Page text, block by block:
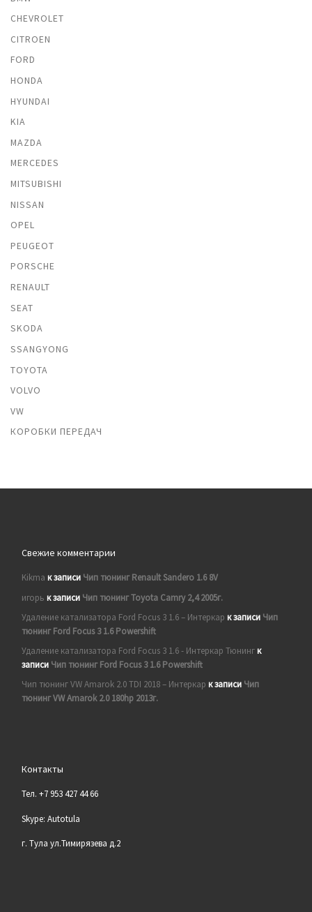
CHEVROLET
CITROEN
FORD
HONDA
HYUNDAI
KIA
MAZDA
MERCEDES
MITSUBISHI
NISSAN
OPEL
PEUGEOT
PORSCHE
RENAULT
SEAT
SKODA
SSANGYONG
TOYOTA
VOLVO
VW
КОРОБКИ ПЕРЕДАЧ
Свежие комментарии
Kikma к записи Чип тюнинг Renault Sandero 1.6 8V
игорь к записи Чип тюнинг Toyota Camry 2,4 2005г.
Удаление катализатора Ford Focus 3 1.6 – Интеркар к записи Чип
тюнинг Ford Focus 3 1.6 Powershift
Удаление катализатора Ford Focus 3 1.6 - Интеркар Тюнингк
записи Чип тюнинг Ford Focus 3 1.6 Powershift
Чип тюнинг VW Amarok 2.0 TDI 2018 – Интеркар к записи Чип
тюнинг VW Amarok 2.0 180hp 2013г.
Контакты
Тел. +7 953 427 44 66
Skype: Autotula
г. Тула ул.Тимирязева д.2